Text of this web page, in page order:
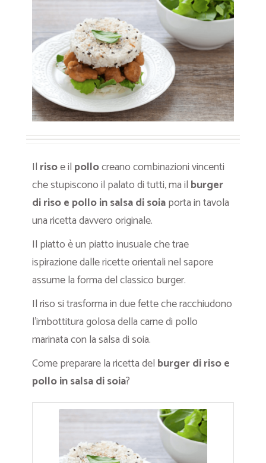
Il risoe il pollocreano combinazioni vincenti
che stupiscono il palato di tutti, ma il burger
di riso e pollo in salsa di soiaporta in tavola
una ricetta davvero originale.
Il piatto è un piatto inusuale che trae
ispirazione dalle ricette orientali nel sapore
assume la forma del classico burger.
Il riso si trasforma in due fette che racchiudono
l’imbottitura golosa della carne di pollo
marinata con la salsa di soia.
Come preparare la ricetta del burger di riso e
pollo in salsa di soia?